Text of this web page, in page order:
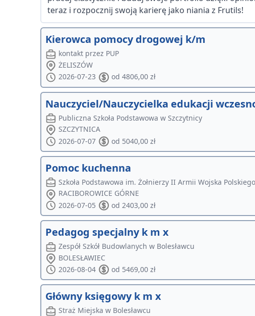
teraz i rozpocznij swoją karierę jako niania z Frutils!
Kierowca pomocy drogowej k/m
kontakt przez PUP
ŻELISZÓW
2026-07-23
od 4806,00 zł
Nauczyciel/Nauczycielka edukacji
Publiczna Szkoła Podstawowa w Szczytnicy
SZCZYTNICA
2026-07-07
od 5040,00 zł
Pomoc kuchenna
Szkoła Podstawowa im. Żołnierzy II Armii Wojska
RACIBOROWICE GÓRNE
2026-07-05
od 2403,00 zł
Pedagog specjalny k m x
Zespół Szkół Budowlanych w Bolesławcu
BOLESŁAWIEC
2026-08-04
od 5469,00 zł
Główny księgowy k m x
Straż Miejska w Bolesławcu